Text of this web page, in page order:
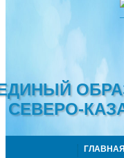
СЕВЕРО-